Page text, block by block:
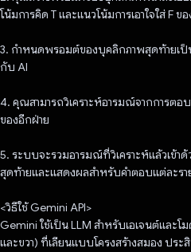
โน้มการคิด T และแนวโน้มการเอาใจใส่ F ขอ
3. กําหนดพรอมต์ของบุคลิกภาพสุดท้ายเ
กับ AI
4. คุณสามารถวิเคราะห์อารมณ์จากการตอ
ของอีกฝ่าย
5. ระบบจะรวมอารมณ์ที่วิเคราะห์แล้วเข้
สุดท้ายและแสดงผลสําหรับคําตอบแต่ละรา
<วิธีใช้ Gemini API>
Gemini ใช้เป็น LLM สําหรับเอเจนต์และโ
และขวา) ที่เลียนแบบโครงสร้างสมอง ปร